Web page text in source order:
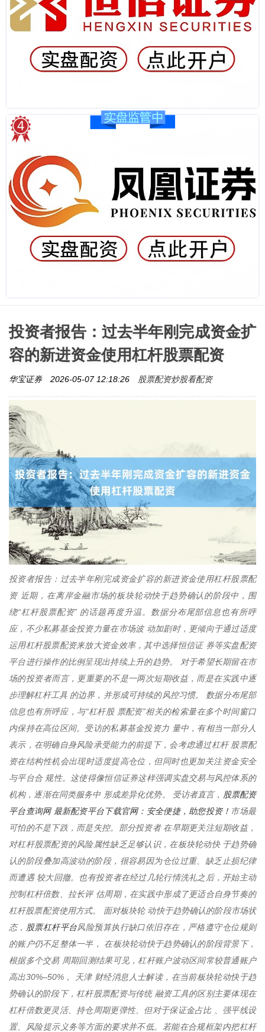
投资者报告：过去半年刚完成资金扩
容的新进资金使用杠杆股票配资
华宝证券 2026-05-07 12:18:26 股票配资炒股看配资
投资者报告：过去半年刚完成资金扩容的新进资金使用杠杆股票配
资 近期，在离岸金融市场的板块轮动快于趋势确认的阶段中，围
绕“杠杆股票配资” 的话题再度升温。数据分布尾部信息也有所呼
应，不少私募基金投资力量在市场波 动加剧时，更倾向于通过适度
运用杠杆股票配资来放大资金效率，其中选择恒信证 券等实盘配资
平台进行操作的比例呈现出持续上升的趋势。 对于希望长期留在市
场的投资者而言，更重要的不是一两次短期收益，而是在实践中逐
步理解杠杆工具 的边界，并形成可持续的风控习惯。 数据分布尾部
信息也有所呼应，与“杠杆股 票配资”相关的检索量在多个时间窗口
内保持在高位区间。受访的私募基金投资力 量中，有相当一部分人
表示，在明确自身风险承受能力的前提下，会考虑通过杠杆 股票配
资在结构性机会出现时适度提高仓位，但同时也更加关注资金安全
与平台合 规性。这使得像恒信证券这样强调实盘交易与风控体系的
机构，逐渐在同类服务中 形成差异化优势。 受访者直言， 股票配资
平台查询网 最新配资平台下载官网：安全便捷，助您投资！ 市场最
可怕的不是下跌，而是失控。部分投资者 在早期更关注短期收益，
对杠杆股票配资的风险属性缺乏足够认识，在板块轮动快 于趋势确
认的阶段叠加高波动的阶段，很容易因为仓位过重、缺乏止损纪律
而遭遇 较大回撤。也有投资者在经过几轮行情洗礼之后，开始主动
控制杠杆倍数、拉长评 估周期，在实践中形成了更适合自身节奏的
杠杆股票配资使用方式。 面对板块轮 动快于趋势确认的阶段市场状
态， 股票杠杆平台风险预算执行缺口依旧存在，严格遵守仓位规则
的账户仍不足整体一半， 在板块轮动快于趋势确认的阶段背景下，
根据多个交易 周期回测结果可见，杠杆账户波动区间常较普通账户
高出30%–50%， 天津 财经消息人士解读，在当前板块轮动快于趋
势确认的阶段下，杠杆股票配资与传统 融资工具的区别主要体现在
杠杆倍数更灵活、持仓周期更弹性、但对于保证金占比 、强平线设
置、风险提示义务等方面的要求并不低。若能在合规框架内把杠杆